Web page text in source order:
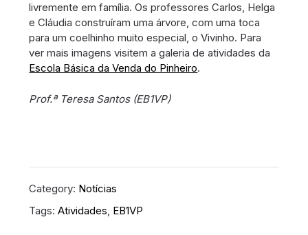
livremente em família. Os professores Carlos, Helga
e Cláudia construíram uma árvore, com uma toca
para um coelhinho muito especial, o Vivinho. Para
ver mais imagens visitem a galeria de atividades da
Escola Básica da Venda do Pinheiro.
Prof.ª Teresa Santos (EB1VP)
Category: Notícias
Tags:Atividades EB1VP